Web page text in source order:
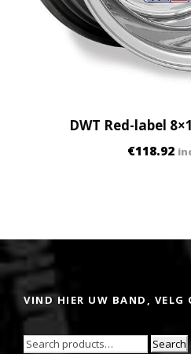
DWT Red-label
€118.92
VIND HIER UW BAND, VELG
Search